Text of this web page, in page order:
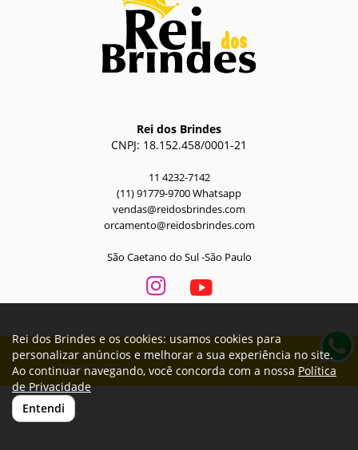
Rei dos Brindes
CNPJ: 18.152.458/0001-21
11 4232-7142
(11) 91779-9700 Whatsapp
vendas@reidosbrindes.com
orcamento@reidosbrindes.com
São Caetano do Sul -São Paulo
Todos os direitos reservados Rei dos
Brindes © 2026
Desenvolvido porA. Jung
Rei dos Brindes e os cookies: usamos cookies para
personalizar anúncios e melhorar a sua experiência no site.
Ao continuar navegando, você concorda com a nossa Política
de Privacidade
Entendi